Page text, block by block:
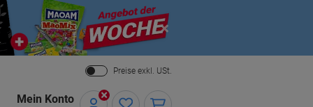
Close
Preise exkl. USt.
Mein Konto